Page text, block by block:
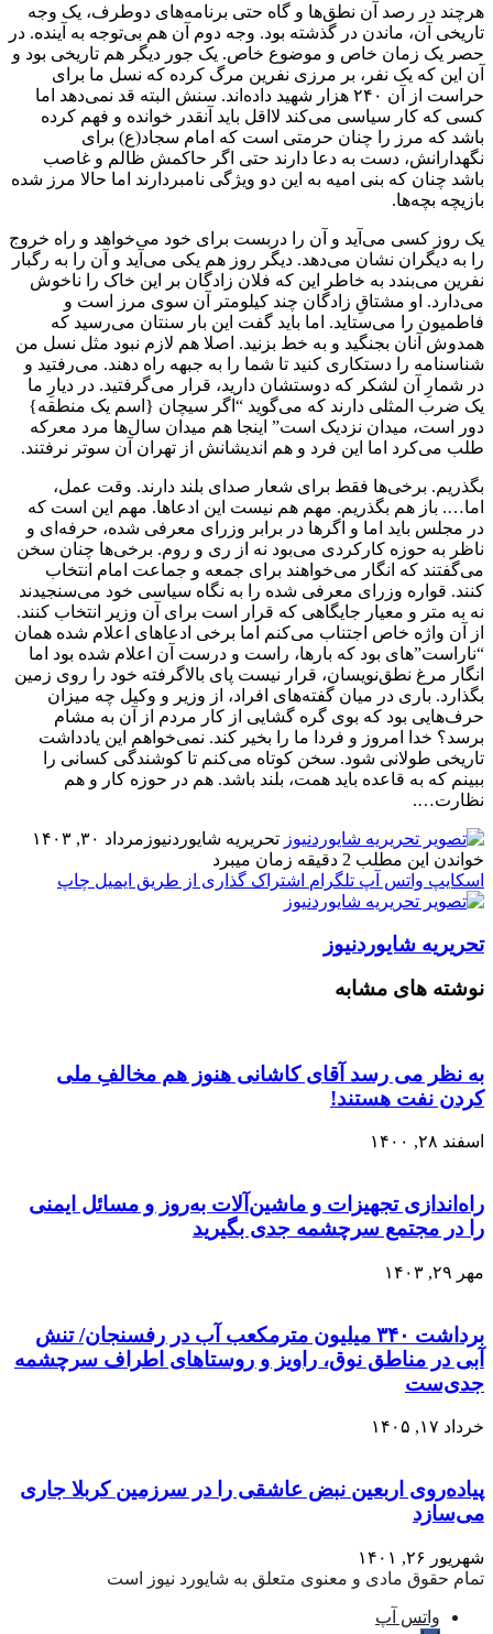
هرچند در رصد آن نطق‌ها و گاه حتی برنامه‌های دوطرف، یک وجه
تاریخی آن، ماندن در گذشته بود. وجه دوم آن هم بی‌توجه به آینده. در
حصر یک زمان خاص و موضوع خاص. یک جور دیگر هم تاریخی بود و
آن این که یک نفر، بر مرزی نفرین مرگ کرده که نسل ما برای
حراست از آن ۲۴۰ هزار شهید داده‌اند. سنش البته قد نمی‌دهد اما
کسی که کار سیاسی می‌کند لااقل باید آنقدر خوانده و فهم کرده
باشد که مرز را چنان حرمتی است که امام سجاد(ع) برای
نگهدارانش، دست به دعا دارند حتی اگر حاکمش ظالم و غاصب
باشد چنان که بنی امیه به این دو ویژگی نامبردارند اما حالا مرز شده
بازیچه بچه‌ها.
یک روز کسی می‌آید و آن را دربست برای خود می‌خواهد و راه خروج
را به دیگران نشان می‌دهد. دیگر روز هم یکی می‌آید و آن را به رگبار
نفرین می‌بندد به خاطر این که فلان زادگان بر این خاک را ناخوش
می‌دارد. او مشتاقِ زادگان چند کیلومتر آن سوی مرز است و
فاطمیون را می‌ستاید. اما باید گفت این بار سنتان می‌رسید که
همدوش آنان بجنگید و به خط بزنید. اصلا هم لازم نبود مثل نسل من
شناسنامه را دستکاری کنید تا شما را به جبهه راه دهند. می‌رفتید و
در شمارِ آن لشکر که دوستشان دارید، قرار می‌گرفتید. در دیارِ ما
یک ضرب المثلی دارند که می‌گوید “اگر سیچان {اسم یک منطقه}
دور است، میدان نزدیک است” اینجا هم میدان سال‌ها مرد معرکه
طلب می‌کرد اما این فرد و هم اندیشانش از تهران آن سوتر نرفتند.
بگذریم. برخی‌ها فقط برای شعار صدای بلند دارند. وقت عمل،
اما…. باز هم بگذریم. مهم هم نیست این ادعاها. مهم این است که
در مجلس باید اما و اگر‌ها در برابر وزرای معرفی شده، حرفه‌ای و
ناظر به حوزه کارکردی می‌بود نه از ری و روم. برخی‌ها چنان سخن
می‌گفتند که انگار می‌خواهند برای جمعه و جماعت امام انتخاب
کنند. قواره وزرای معرفی شده را به نگاه سیاسی خود می‌سنجیدند
نه به متر و معیار جایگاهی که قرار است برای آن وزیر انتخاب کنند.
از آن واژه خاص اجتناب می‌کنم اما برخی ادعاهای اعلام شده همان
“ناراست”‌های بود که بارها، راست و درست آن اعلام شده بود اما
انگار مرغ نطق‌نویسان، قرار نیست پای بالاگرفته خود را روی زمین
بگذارد. باری در میان گفته‌های افراد، از وزیر و وکیل چه میزان
حرف‌هایی بود که بوی گره گشایی از کار مردم از آن به مشام
برسد؟ خدا امروز و فردا ما را بخیر کند. نمی‌خواهم این یادداشت
تاریخی طولانی شود. سخن کوتاه می‌کنم تا کوشندگی کسانی را
ببینم که به قاعده باید همت، بلند باشد. هم در حوزه کار و هم
نظارت….
تحریریه شایوردنیوز مرداد ۳۰, ۱۴۰۳
خواندن این مطلب 2 دقیقه زمان میبرد
اسکایپ واتس آپ تلگرام اشتراک گذاری از طریق ایمیل چاپ
تحریریه شایوردنیوز
نوشته های مشابه
به نظر مى رسد آقاى کاشانى هنوز هم مخالفِ ملى
کردن نفت هستند!
اسفند ۲۸, ۱۴۰۰
راه‌اندازی تجهیزات و ماشین‌آلات به‌روز و مسائل ایمنی
را در مجتمع سرچشمه جدی بگیرید
مهر ۲۹, ۱۴۰۳
برداشت ۳۴۰ میلیون مترمکعب آب در رفسنجان/ تنش
آبی در مناطق نوق، راویز و روستاهای اطراف سرچشمه
جدی‌ست
خرداد ۱۷, ۱۴۰۵
پیاده‌روی اربعین نبض عاشقی را در سرزمین کربلا جاری
می‌سازد
شهریور ۲۶, ۱۴۰۱
تمام حقوق مادی و معنوی متعلق به شایورد نیوز است
واتس آپ